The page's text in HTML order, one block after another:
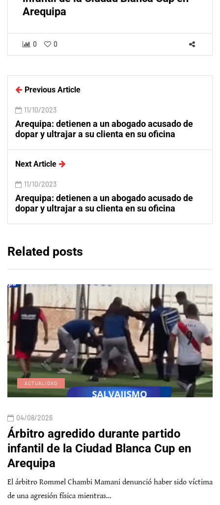
Arequipa
0 0
Previous Article
11/10/2023
Arequipa: detienen a un abogado acusado de
dopar y ultrajar a su clienta en su oficina
Next Article
11/10/2023
Arequipa: detienen a un abogado acusado de
dopar y ultrajar a su clienta en su oficina
Related posts
ACTUALIDAD
04/08/2026
Árbitro agredido durante partido
infantil de la Ciudad Blanca Cup en
Arequipa
El árbitro Rommel Chambi Mamani denunció haber sido víctima
de una agresión física mientras…